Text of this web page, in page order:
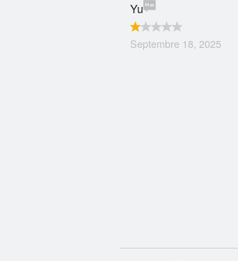
Yu
Septembre 18, 2025